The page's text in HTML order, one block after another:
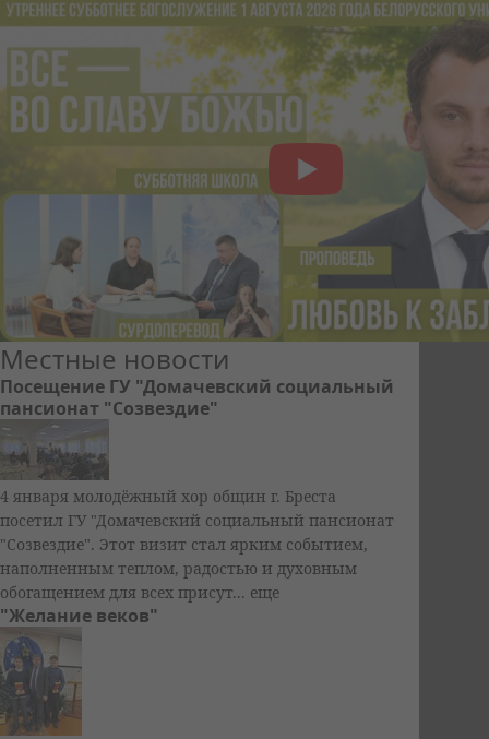
Местные новости
Посещение ГУ "Домачевский социальный
пансионат "Созвездие"
4 января молодёжный хор общин г. Бреста
посетил ГУ "Домачевский социальный пансионат
"Созвездие". Этот визит стал ярким событием,
наполненным теплом, радостью и духовным
обогащением для всех присут... еще
"Желание веков"